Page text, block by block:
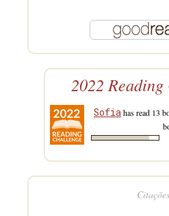
2022
Sofia has read 13
Citações